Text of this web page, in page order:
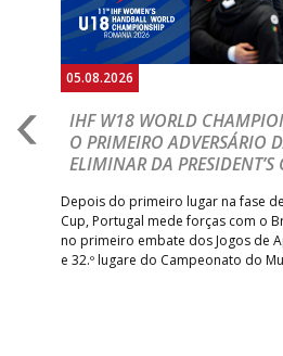
05.08.2026
IHF W18 WORLD
O PRIMEIRO ADVERSÁRIO
ELIMINAR DA PRESIDENT’S
Depois do primeiro lugar na fase
Cup, Portugal mede forças com o
no primeiro embate dos Jogos de
e 32.º lugare do Campeonato do